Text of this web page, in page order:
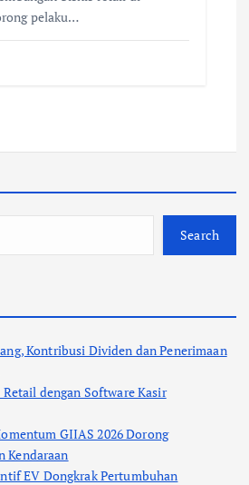
pelaku…
Search
Kontribusi Dividen dan Penerimaan
dengan Software Kasir
GIIAS 2026 Dorong
Kendaraan
EV Dongkrak Pertumbuhan